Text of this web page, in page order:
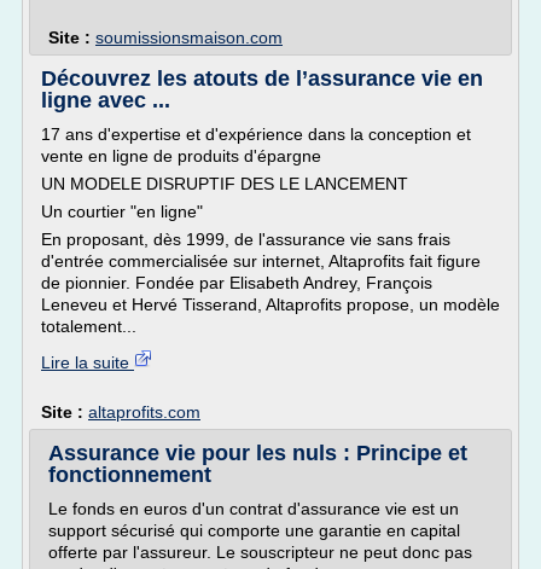
Site : soumissionsmaison.com
Découvrez les atouts de l’assurance vie en
ligne avec ...
17 ans d'expertise et d'expérience dans la conception et
vente en ligne de produits d'épargne
UN MODELE DISRUPTIF DES LE LANCEMENT
Un courtier "en ligne"
En proposant, dès 1999, de l'assurance vie sans frais
d'entrée commercialisée sur internet, Altaprofits fait figure
de pionnier. Fondée par Elisabeth Andrey, François
Leneveu et Hervé Tisserand, Altaprofits propose, un modèle
totalement...
Lire la suite
Site : altaprofits.com
Assurance vie pour les nuls : Principe et
fonctionnement
Le fonds en euros d'un contrat d'assurance vie est un
support sécurisé qui comporte une garantie en capital
offerte par l'assureur. Le souscripteur ne peut donc pas